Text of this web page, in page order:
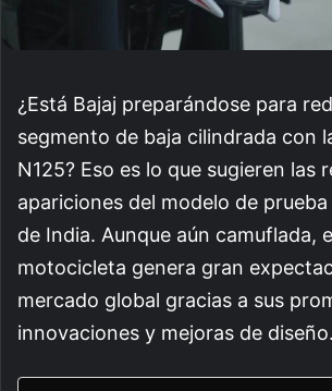
¿Está Bajaj preparándose para
segmento de baja cilindrada con
N125? Eso es lo que sugieren las
apariciones del modelo de prueba
de India. Aunque aún camuflada,
motocicleta genera gran
mercado global gracias a sus
innovaciones y mejoras de diseño.